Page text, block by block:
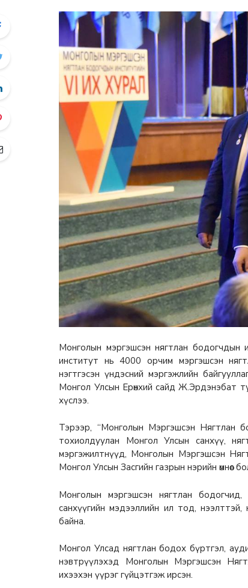
Монголын мэргэшсэн нягтлан
институт нь 4000 орчим мэргэшсэн
нэгтгэсэн үндэсний мэргэжлийн
Монгол Улсын Ерөнхий сайд Ж.Эрдэнэбат
хүслээ.
Тэрээр, “Монголын Мэргэшсэн Нягтлан
тохиолдуулан Монгол Улсын санхүү,
мэргэжилтнүүд, Монголын Мэргэшсэн
Монгол Улсын Засгийн газрын нэрийн өмнөөс
Монголын мэргэшсэн нягтлан бодогчид,
санхүүгийн мэдээллийн ил тод,
байна.
Монгол Улсад нягтлан бодох бүртгэл,
нэвтрүүлэхэд Монголын Мэргэшсэн
ихээхэн үүрэг гүйцэтгэж ирсэн.